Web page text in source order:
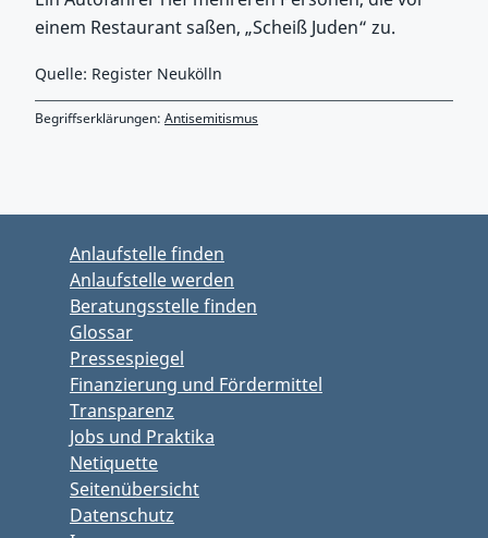
einem Restaurant saßen, „Scheiß Juden“ zu.
Quelle: Register Neukölln
Begriffserklärungen: Antisemitismus
Anlaufstelle finden
Anlaufstelle werden
Beratungsstelle finden
Glossar
Pressespiegel
Finanzierung und Fördermittel
Transparenz
Jobs und Praktika
Netiquette
Seitenübersicht
Datenschutz